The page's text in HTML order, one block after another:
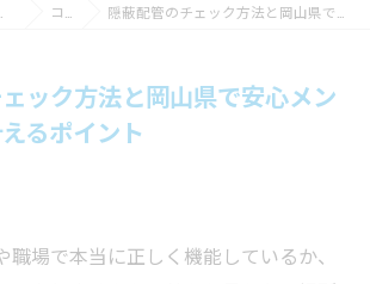
コラム 隠蔽配管のチェック方法と岡山県で安心メンテナンスを叶えるポイント
ック方法と岡山県で安心メン
るポイント
職場で本当に正しく機能しているか、